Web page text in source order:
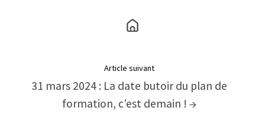
Article suivant
31 mars 2024 : La date butoir du plan de
formation, c’est demain ! →